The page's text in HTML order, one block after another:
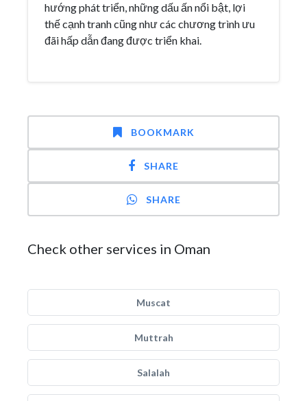
hướng phát triển, những dấu ấn nổi bật, lợi
thế cạnh tranh cũng như các chương trình ưu
đãi hấp dẫn đang được triển khai.
BOOKMARK
SHARE
SHARE
Check other services in Oman
Muscat
Muttrah
Salalah